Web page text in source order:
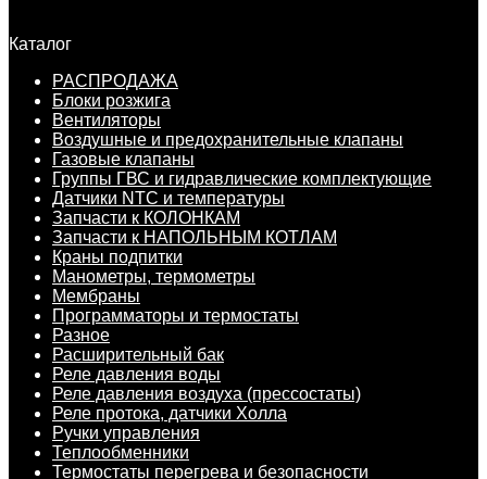
Каталог
РАСПРОДАЖА
Блоки розжига
Вентиляторы
Воздушные и предохранительные клапаны
Газовые клапаны
Группы ГВС и гидравлические комплектующие
Датчики NTC и температуры
Запчасти к КОЛОНКАМ
Запчасти к НАПОЛЬНЫМ КОТЛАМ
Краны подпитки
Манометры, термометры
Мембраны
Программаторы и термостаты
Разное
Расширительный бак
Реле давления воды
Реле давления воздуха (прессостаты)
Реле протока, датчики Холла
Ручки управления
Теплообменники
Термостаты перегрева и безопасности